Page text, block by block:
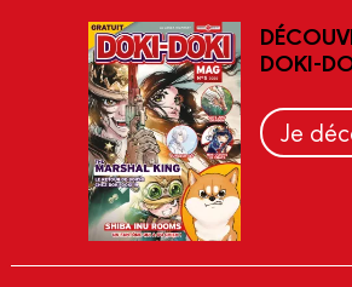
DOKI-
Je